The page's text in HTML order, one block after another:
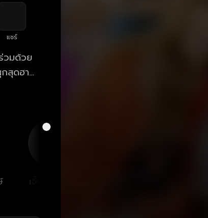
แชร์
วมด้วย
ป่วน
เจี๊ยบ เชิญยิ้ม